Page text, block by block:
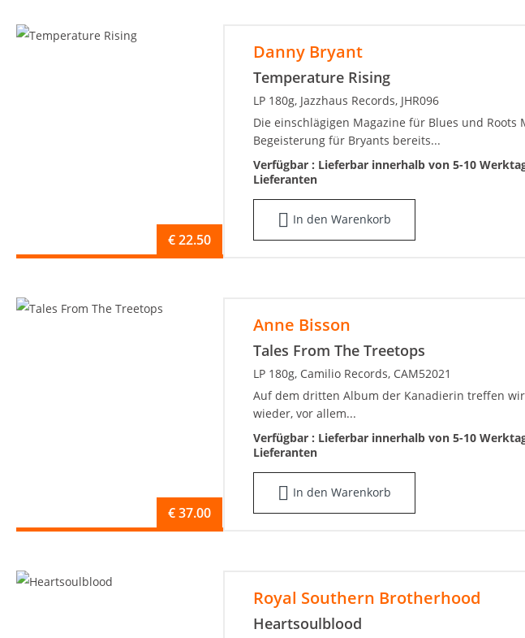
Danny Bryant
Temperature Rising
€22.50
LP 180g, Jazzhaus Records, JHR096
Die einschlägigen Magazine für Blues und Roots
Begeisterung für Bryants bereits...
Verfügbar : Lieferbar innerhalb von 5-10
Lieferanten
In den Warenkorb
Anne Bisson
Tales From The Treetops
€37.00
LP 180g, Camilio Records, CAM52021
Auf dem dritten Album der Kanadierin treffen
wieder, vor allem...
Verfügbar : Lieferbar innerhalb von 5-10
Lieferanten
In den Warenkorb
Royal Southern Brotherhood
Heartsoulblood